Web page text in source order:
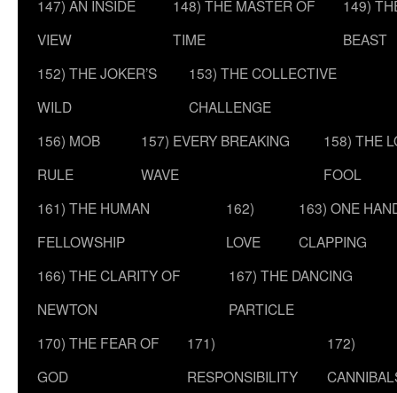
147) AN INSIDE
VIEW
148) THE MASTER OF
TIME
149)
BEAST
152) THE JOKER’S
WILD
153) THE COLLECTIVE
CHALLENGE
156) MOB
RULE
157) EVERY BREAKING
WAVE
158) THE
FOOL
161) THE HUMAN
FELLOWSHIP
162)
LOVE
163) ONE
CLAPPING
166) THE CLARITY OF
NEWTON
167) THE DANCING
PARTICLE
170) THE FEAR OF
GOD
171)
RESPONSIBILITY
172)